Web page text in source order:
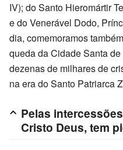
IV); do Santo Hieromártir
e do Venerável Dodo,
dia, comemoramos
queda da Cidade Santa
dezenas de milhares de
na era do Santo Patriarca
Pelas
Cristo Deus, tem